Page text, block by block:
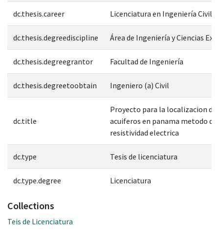
dc.thesis.career Licenciatura en Ingeniería Civil
dc.thesis.degreediscipline Área de Ingeniería y Ciencias
dc.thesis.degreegrantor Facultad de Ingeniería
dc.thesis.degreetoobtain Ingeniero (a) Civil
dc.title
Proyecto para la localizacion
acuiferos en panama metodo de
resistividad electrica
dc.type Tesis de licenciatura
dc.type.degree Licenciatura
Collections
Teis de Licenciatura